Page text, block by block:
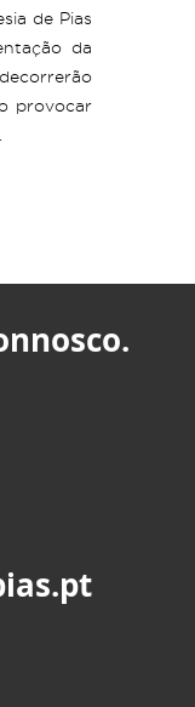
de Pias
da
provocar